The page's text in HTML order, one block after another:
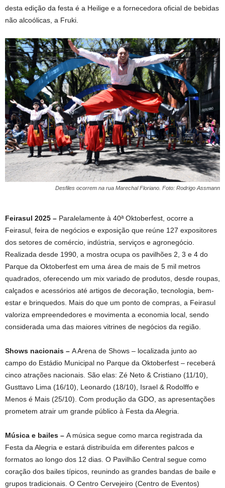
desta edição da festa é a Heilige e a fornecedora oficial de bebidas
não alcoólicas, a Fruki.
Desfiles ocorrem na rua Marechal Floriano. Foto: Rodrigo Assmann
Feirasul 2025 – Paralelamente à 40ª Oktoberfest, ocorre a
Feirasul, feira de negócios e exposição que reúne 127 expositores
dos setores de comércio, indústria, serviços e agronegócio.
Realizada desde 1990, a mostra ocupa os pavilhões 2, 3 e 4 do
Parque da Oktoberfest em uma área de mais de 5 mil metros
quadrados, oferecendo um mix variado de produtos, desde roupas,
calçados e acessórios até artigos de decoração, tecnologia, bem-
estar e brinquedos. Mais do que um ponto de compras, a Feirasul
valoriza empreendedores e movimenta a economia local, sendo
considerada uma das maiores vitrines de negócios da região.
Shows nacionais – A Arena de Shows – localizada junto ao
campo do Estádio Municipal no Parque da Oktoberfest – receberá
cinco atrações nacionais. São elas: Zé Neto & Cristiano (11/10),
Gusttavo Lima (16/10), Leonardo (18/10), Israel & Rodolffo e
Menos é Mais (25/10). Com produção da GDO, as apresentações
prometem atrair um grande público à Festa da Alegria.
Música e bailes – A música segue como marca registrada da
Festa da Alegria e estará distribuída em diferentes palcos e
formatos ao longo dos 12 dias. O Pavilhão Central segue como
coração dos bailes típicos, reunindo as grandes bandas de baile e
grupos tradicionais. O Centro Cervejeiro (Centro de Eventos)